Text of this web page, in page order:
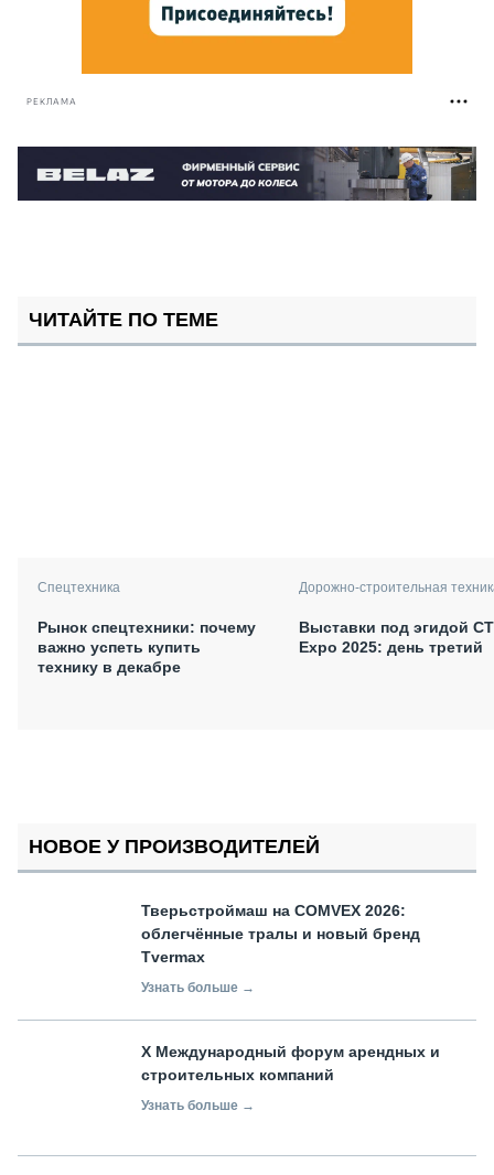
РЕКЛАМА
ЧИТАЙТЕ ПО ТЕМЕ
Спецтехника
Рынок спецтехники: почему
важно успеть купить
технику в декабре
Дорожно-строительная
Выставки под эгидой
Expo 2025: день третий
НОВОЕ У ПРОИЗВОДИТЕЛЕЙ
Тверьстроймаш на COMVEX 2026:
облегчённые тралы и новый бренд
Tvermax
Узнать больше →
X Международный форум арендных и
строительных компаний
Узнать больше →